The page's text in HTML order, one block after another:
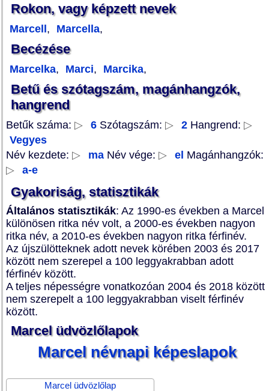
Rokon, vagy képzett nevek
Marcell, Marcella,
Becézése
Marcelka, Marci, Marcika,
Betű és szótagszám, magánhangzók,
hangrend
Betűk száma: ▷ 6 Szótagszám: ▷ 2 Hangrend: ▷
Vegyes
Név kezdete: ▷ ma Név vége: ▷ el Magánhangzók:
▷
a-e
Gyakoriság, statisztikák
Általános statisztikák: Az 1990-es években a Marcel
különösen ritka név volt, a 2000-es években nagyon
ritka név, a 2010-es években nagyon ritka férfinév.
Az újszülötteknek adott nevek körében 2003 és 2017
között nem szerepel a 100 leggyakrabban adott
férfinév között.
A teljes népességre vonatkozóan 2004 és 2018 között
nem szerepelt a 100 leggyakrabban viselt férfinév
között.
Marcel üdvözlőlapok
Marcel névnapi képeslapok
Marcel üdvözlőlap